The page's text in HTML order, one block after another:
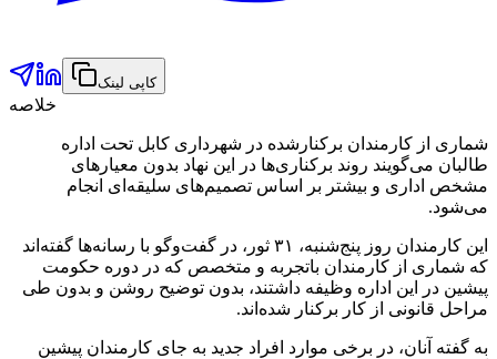
کاپی لینک
خلاصه
شماری از کارمندان برکنار‌شده در شهرداری کابل تحت اداره
طالبان می‌گویند روند برکناری‌ها در این نهاد بدون معیارهای
مشخص اداری و بیشتر بر اساس تصمیم‌های سلیقه‌ای انجام
می‌شود.
این کارمندان روز پنج‌شنبه، ۳۱ ثور، در گفت‌وگو با رسانه‌ها گفته‌اند
که شماری از کارمندان باتجربه و متخصص که در دوره حکومت
پیشین در این اداره وظیفه داشتند، بدون توضیح روشن و بدون طی
مراحل قانونی از کار برکنار شده‌اند.
به گفته آنان، در برخی موارد افراد جدید به جای کارمندان پیشین